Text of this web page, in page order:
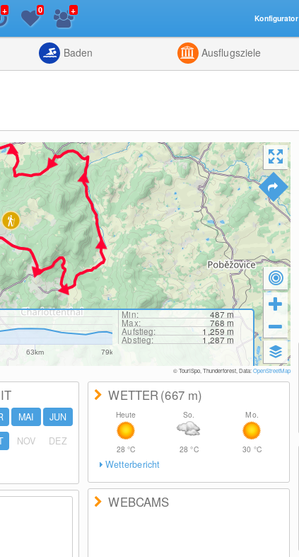
Listenansicht
Kombiniert
+ 0 +
Baden Ausflugsziele
63km 79km
Min: 487m
Max: 768m
Aufstieg: 1,259m
Abstieg: 1,287m
© TouriSpo, Thunderforest, Data:OpenStreetMap
MAI
JUN
NOV DEZ
WETTER(667 m)
Heute
28°C
So.
28°C
Mo.
30 °C
Wetterbericht
WEBCAMS
Konfigurator